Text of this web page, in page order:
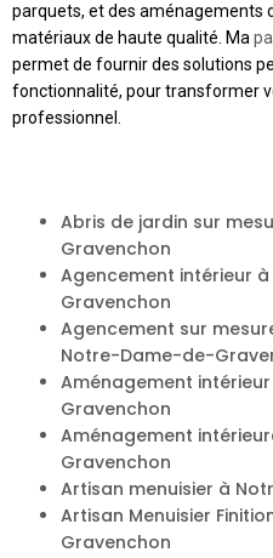
parquets, et des aménagements
matériaux de haute qualité. Ma
permet de fournir des solutions
fonctionnalité, pour transformer
professionnel.
Abris de jardin sur
Gravenchon
Agencement intérieur
Gravenchon
Agencement sur
Notre-Dame-de-
Aménagement
Gravenchon
Aménagement
Gravenchon
Artisan menuisier à
Artisan Menuisier
Gravenchon